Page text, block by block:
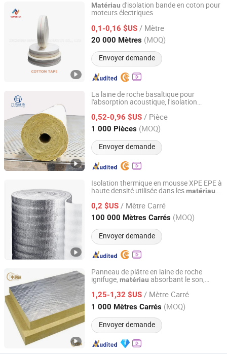
Matériau d'isolation bande en coton pour
moteurs électriques
0,1-0,16 $US / Mètre
20 000 Mètres (MOQ)
Envoyer demande
XUCHANG NEWDESEN INDUSTRY CO., LTD.
Henan, China Depuis 2020
La laine de roche basaltique pour
l'absorption acoustique, l'isolation
l'isolation des tuyaux, la laine de verre
0,52-0,96 $US / Pièce
1 000 Pièces (MOQ)
Envoyer demande
Anhui Liluan Technology Co., Ltd.
Anhui, China Depuis 2024
Isolation thermique en mousse XPE EPE à
haute densité utilisée dans lesmatériaux
construction
0,2 $US / Mètre Carré
100 000 Mètres Carrés (MOQ)
Envoyer demande
Nantong Yara Technology Co., Ltd
Jiangsu, China Depuis 2024
Panneau de plâtre en laine de roche
ignifuge, matériau absorbant le son,
avec face en aluminium
1,25-1,32 $US / Mètre Carré
1 000 Mètres Carrés (MOQ)
Envoyer demande
Nanjing Zhongrunda New Material Technology Co., Ltd.
Jiangsu, China Depuis 2023